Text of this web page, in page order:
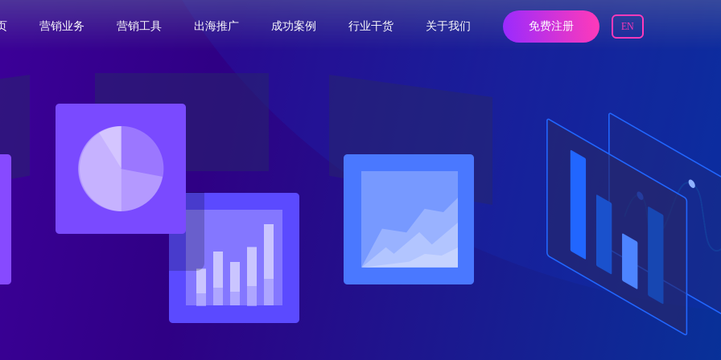
营销业务 营销工具 出海推广 成功案例 行业干货 关于我们 免费注册 EN